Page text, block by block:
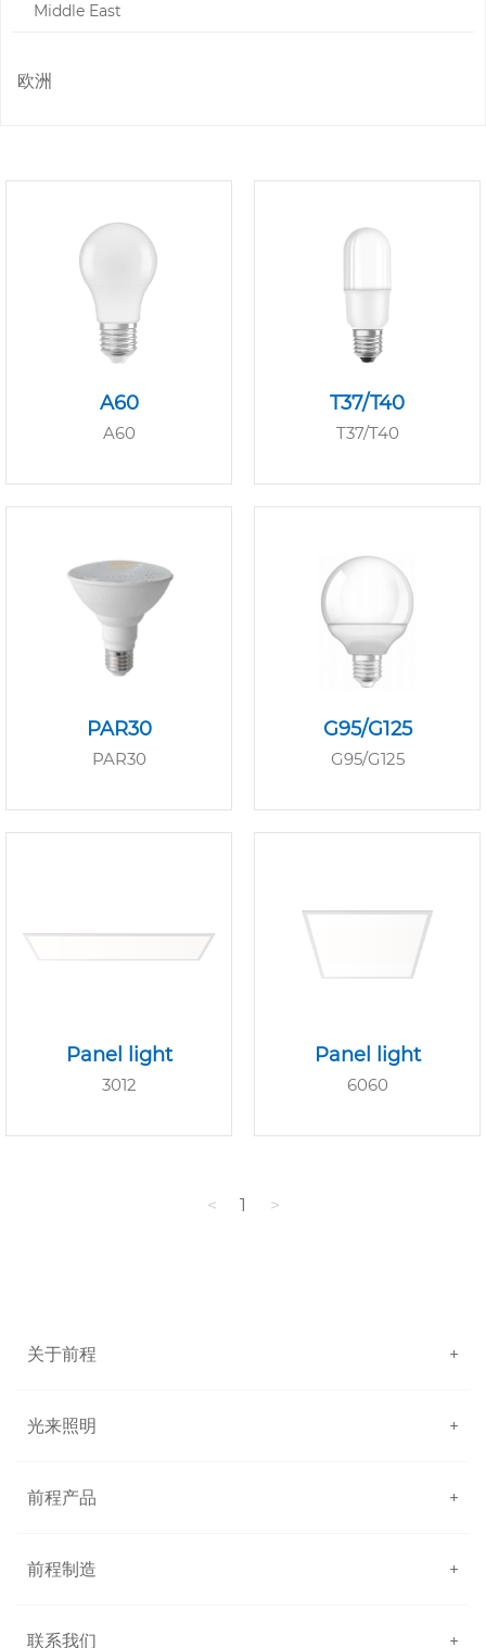
Middle East
欧洲
A60
A60
T37/T40
T37/T40
PAR30
PAR30
G95/G125
G95/G125
Panel light
3012
Panel light
6060
< 1 >
关于前程 +
光来照明 +
前程产品 +
前程制造 +
联系我们 +